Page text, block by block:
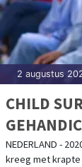
2 augustus
CHILD
NEDERLAND -
kreeg met krapte